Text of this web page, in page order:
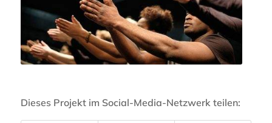
Dieses Projekt im Social-Media-Netzwerk teilen: